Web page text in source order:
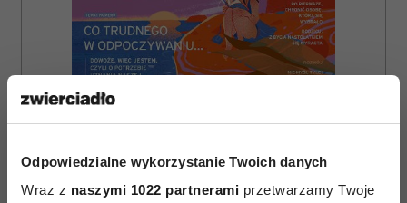
Odpowiedzialne wykorzystanie Twoich danych
Wraz z naszymi 1022 partnerami przetwarzamy Twoje